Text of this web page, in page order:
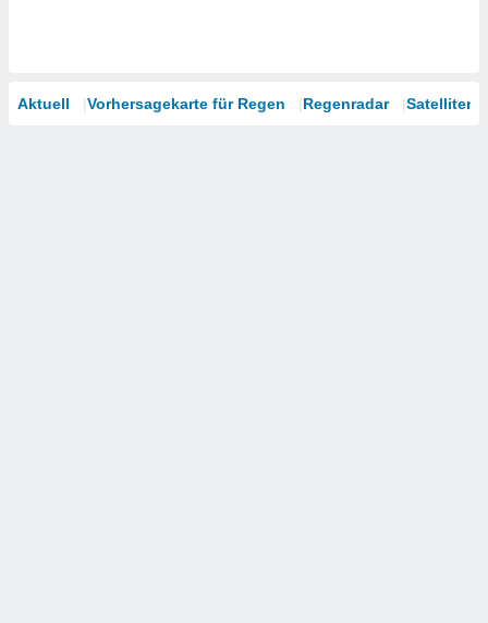
Aktuell Vorhersagekarte für Regen Regenradar Satelliten